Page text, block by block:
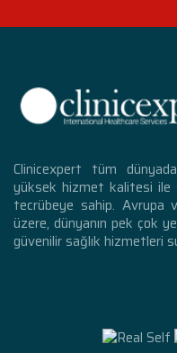
Clinicexpert tüm
yüksek hizmet kalitesi ile
tecrübeye sahip. Avrupa
üzere, dünyanın pek çok
güvenilir sağlık hizmetleri